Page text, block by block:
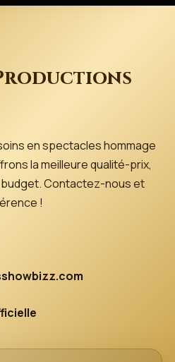
en spectacles hommage
la meilleure qualité-prix,
Contactez-nous et
!